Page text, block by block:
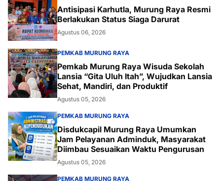
Antisipasi Karhutla, Murung Raya Resmi
Berlakukan Status Siaga Darurat
Agustus 06, 2026
PEMKAB MURUNG RAYA
Pemkab Murung Raya Wisuda Sekolah
Lansia “Gita Uluh Itah”, Wujudkan Lansia
Sehat, Mandiri, dan Produktif
Agustus 05, 2026
PEMKAB MURUNG RAYA
Disdukcapil Murung Raya Umumkan
Jam Pelayanan Adminduk, Masyarakat
Diimbau Sesuaikan Waktu Pengurusan
Agustus 05, 2026
PEMKAB MURUNG RAYA